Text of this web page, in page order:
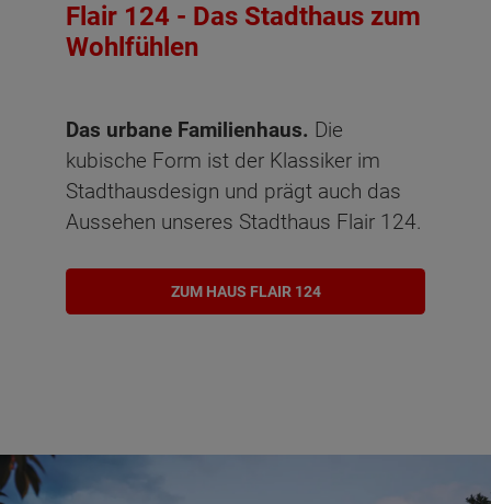
Flair 124 - Das Stadthaus zum
Wohlfühlen
Das urbane Familienhaus. Die
kubische Form ist der Klassiker im
Stadthausdesign und prägt auch das
Aussehen unseres Stadthaus Flair 124.
ZUM HAUS FLAIR 124